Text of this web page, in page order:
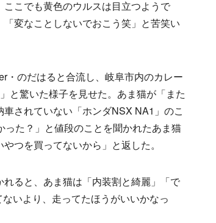
こでも黄色のウルスは目立つようで
変なことしないでおこう笑」と苦笑い
のだはると合流し、岐阜市内のカレー
と驚いた様子を見せた。あま猫が「また
されていない「ホンダNSX NA1」のこ
た？」と値段のことを聞かれたあま猫
つを買ってないから」と返した。
ると、あま猫は「内装割と綺麗」「で
いより、走ってたほうがいいかなっ